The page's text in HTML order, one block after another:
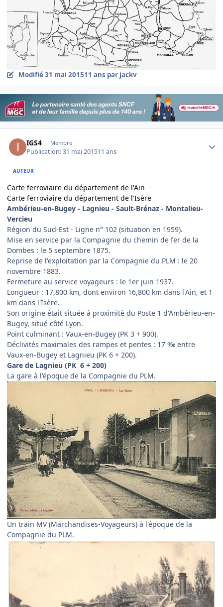
Modifié31 mai 201511 ans par jackv
IGS4 Membre
Publication:31 mai 201511 ans
AUTEUR
Carte ferroviaire du département de l'Ain
Carte ferroviaire du département de l'Isère
Ambérieu-en-Bugey - Lagnieu - Sault-Brénaz - Montalieu-
Vercieu
Région du Sud-Est - Ligne n° 102 (situation en 1959).
Mise en service par la Compagnie du chemin de fer de la
Dombes : le 5 septembre 1875.
Reprise de l'exploitation par la Compagnie du PLM : le 20
novembre 1883.
Fermeture au service voyageurs : le 1er juin 1937.
Longueur : 17,800 km, dont environ 16,800 km dans l'Ain, et 1
km dans l'Isère.
Son origine était située à proximité du Poste 1 d'Ambérieu-en-
Bugey, situé côté Lyon.
Point culminant : Vaux-en-Bugey (PK 3 + 900).
Déclivités maximales des rampes et pentes : 17 ‰ entre
Vaux-en-Bugey et Lagnieu (PK 6 + 200).
Gare de Lagnieu (PK 6 + 200)
La gare à l'époque de la Compagnie du PLM.
Un train MV (Marchandises-Voyageurs) à l'époque de la
Compagnie du PLM.